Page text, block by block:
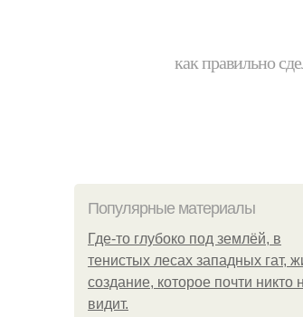
как правильно
Популярные материалы
Где-то глубоко под землёй, в
тенистых лесах западных гат,
создание, которое почти никто
видит.